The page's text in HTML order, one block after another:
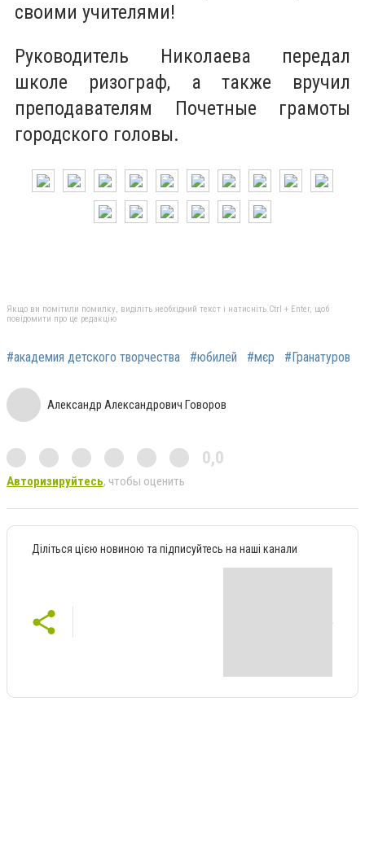
своими учителями!
Руководитель Николаева передал
школе ризограф, а также вручил
преподавателям Почетные грамоты
городского головы.
Якщо ви помітили помилку, виділіть необхідний текст і натисніть Ctrl + Enter, щоб
повідомити про це редакцію
#академия детского творчества #юбилей #мєр #Гранатуров
Александр Александрович Говоров
0,0
Авторизируйтесь, чтобы оценить
Діліться цією новиною та підписуйтесь на наші канали